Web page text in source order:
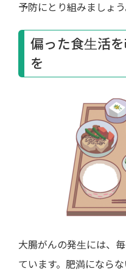
予防にとり組みましょう
偏った食生活
を
大腸がんの発生には、
ています。肥満になら